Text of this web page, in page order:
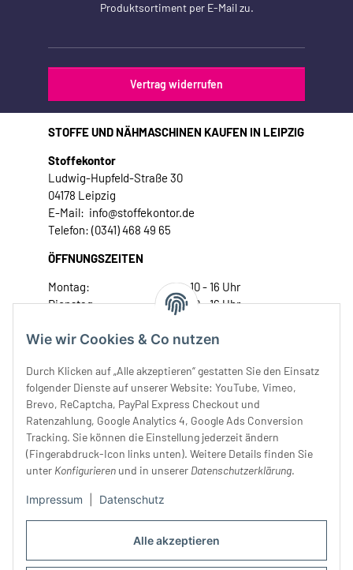
Alle akzeptieren
Wie wir Cookies & Co nutzen
Durch Klicken auf „Alle akzeptieren“ gestatten Sie den Einsatz
folgender Dienste auf unserer Website: YouTube, Vimeo,
Brevo, ReCaptcha, PayPal Express Checkout und
Ratenzahlung, Google Analytics 4, Google Ads Conversion
Tracking. Sie können die Einstellung jederzeit ändern
(Fingerabdruck-Icon links unten). Weitere Details finden Sie
unter Konfigurieren und in unserer Datenschutzerklärung.
Impressum Datenschutz
Produktsortiment per E-Mail zu.
Vertrag widerrufen
STOFFE UND NÄHMASCHINEN KAUFEN IN LEIPZIG
Stoffekontor
Ludwig-Hupfeld-Straße 30
04178 Leipzig
E-Mail: info@stoffekontor.de
Telefon: (0341) 468 49 65
ÖFFNUNGSZEITEN
Montag:
10 - 16 Uhr
Dienstag:
10 - 16 Uhr
Donnerstag:
10 - 18 Uhr
Samstag:
10 - 14 Uhr
Unser Service
Rechtliches